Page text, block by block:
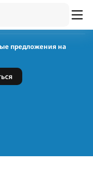
предложения на